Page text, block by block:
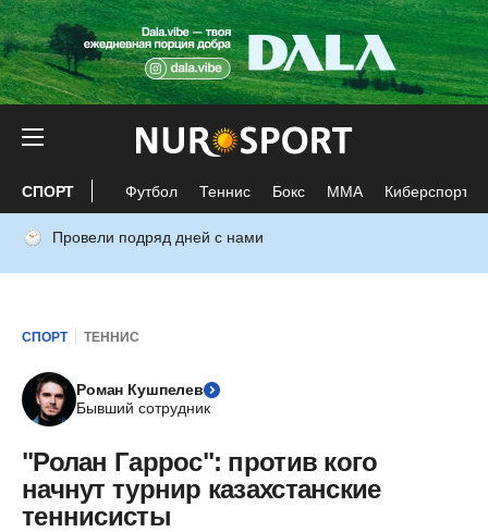
СПОРТ Футбол Теннис Бокс ММА Киберспорт
Провели подряд дней с нами
СПОРТ ТЕННИС
Роман Кушпелев
Бывший сотрудник
"Ролан Гаррос": против кого
начнут турнир казахстанские
теннисисты